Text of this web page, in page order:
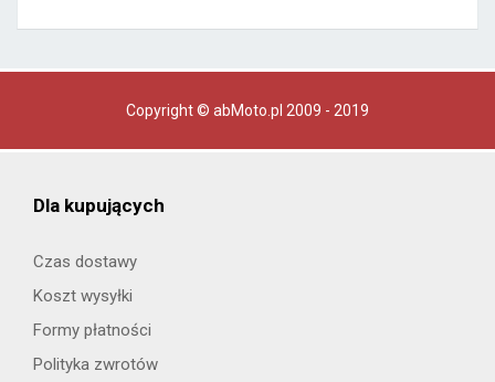
Copyright © abMoto.pl 2009 - 2019
Dla kupujących
Czas dostawy
Koszt wysyłki
Formy płatności
Polityka zwrotów